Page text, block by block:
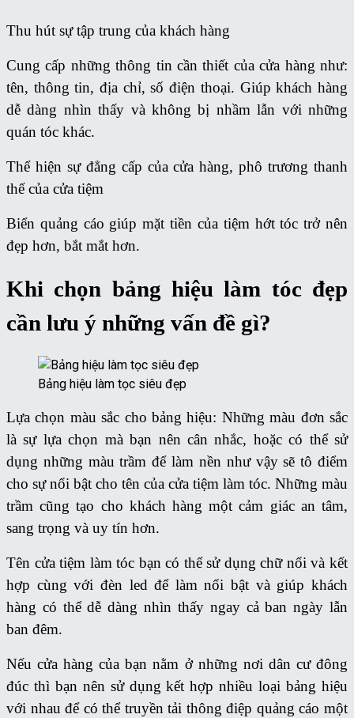
Thu hút sự tập trung của khách hàng
Cung cấp những thông tin cần thiết của cửa hàng như:
tên, thông tin, địa chỉ, số điện thoại. Giúp khách hàng
dễ dàng nhìn thấy và không bị nhầm lẫn với những
quán tóc khác.
Thể hiện sự đẳng cấp của cửa hàng, phô trương thanh
thế của cửa tiệm
Biển quảng cáo giúp mặt tiền của tiệm hớt tóc trở nên
đẹp hơn, bắt mắt hơn.
Khi chọn bảng hiệu làm tóc đẹp
cần lưu ý những vấn đề gì?
Bảng hiệu làm tọc siêu đẹp
Lựa chọn màu sắc cho bảng hiệu: Những màu đơn sắc
là sự lựa chọn mà bạn nên cân nhắc, hoặc có thể sử
dụng những màu trầm để làm nền như vậy sẽ tô điểm
cho sự nổi bật cho tên của cửa tiệm làm tóc. Những màu
trầm cũng tạo cho khách hàng một cảm giác an tâm,
sang trọng và uy tín hơn.
Tên cửa tiệm làm tóc bạn có thể sử dụng chữ nổi và kết
hợp cùng với đèn led để làm nổi bật và giúp khách
hàng có thể dễ dàng nhìn thấy ngay cả ban ngày lẫn
ban đêm.
Nếu cửa hàng của bạn nằm ở những nơi dân cư đông
đúc thì bạn nên sử dụng kết hợp nhiều loại bảng hiệu
với nhau để có thể truyền tải thông điệp quảng cáo một